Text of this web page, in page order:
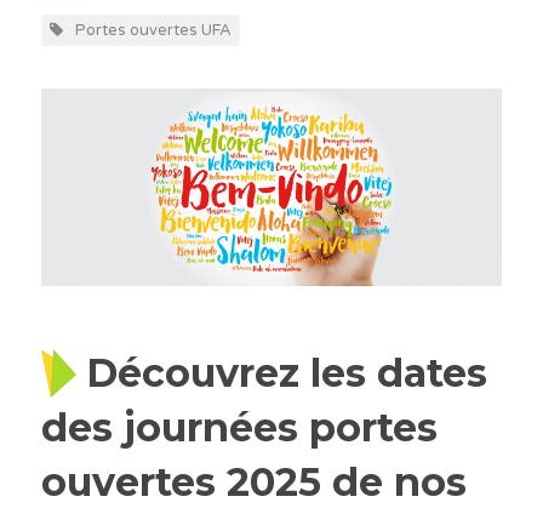
Portes ouvertes UFA
Découvrez les dates
des journées portes
ouvertes 2025 de nos